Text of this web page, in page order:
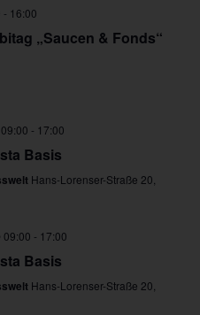
- 16:00
„Saucen & Fonds“
- 17:00
Basis
Hans-Lorenser-Straße 20,
09:00 - 17:00
Basis
Hans-Lorenser-Straße 20,